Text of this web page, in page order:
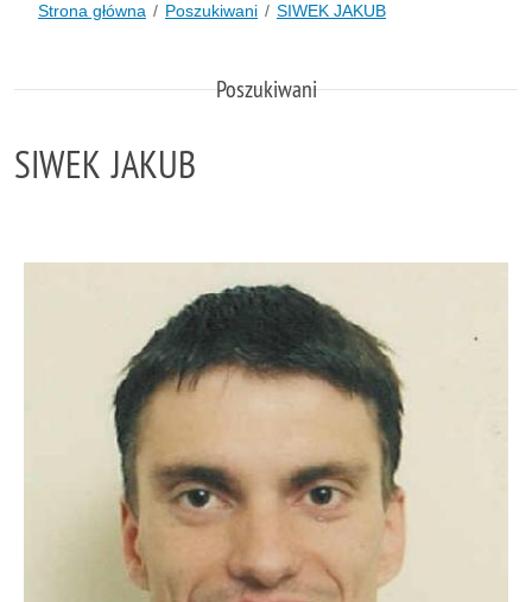
Strona główna Poszukiwani SIWEK JAKUB
Poszukiwani
SIWEK JAKUB